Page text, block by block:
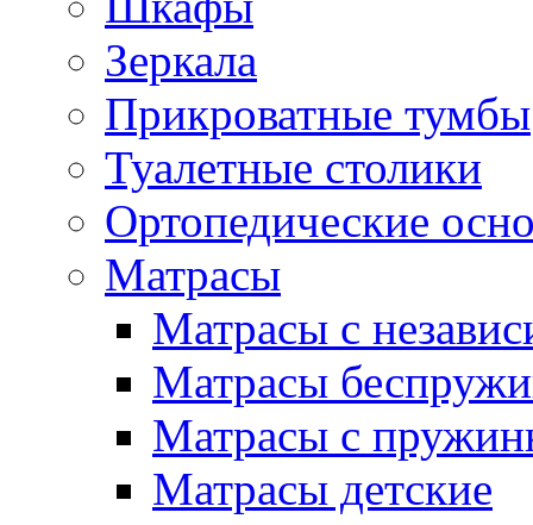
Зеркала
Прикроватные тумбы
Туалетные столики
Ортопедические
Матрасы
Матрасы с
Матрасы
Матрасы с
Матрасы детские